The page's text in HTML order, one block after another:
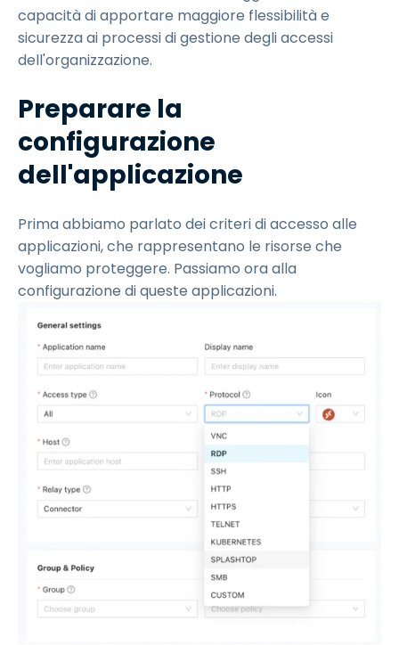
capacità di apportare maggiore flessibilità e
sicurezza ai processi di gestione degli accessi
dell'organizzazione.
Preparare la
configurazione
dell'applicazione
Prima abbiamo parlato dei criteri di accesso alle
applicazioni, che rappresentano le risorse che
vogliamo proteggere. Passiamo ora alla
configurazione di queste applicazioni.